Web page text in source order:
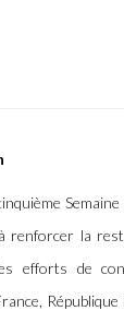
renforcer la
efforts de